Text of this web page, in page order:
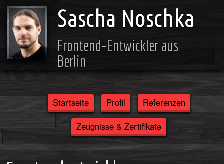
Sascha Noschka
Frontend-Entwickler aus
Berlin
Startseite Profil
Referenzen
Zeugnisse & Zertifikate